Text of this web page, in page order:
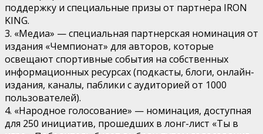
поддержку и специальные призы от партнера IRON
KING.
3. «Медиа» — специальная партнерская номинация от
издания «Чемпионат» для авторов, которые
освещают спортивные события на собственных
информационных ресурсах (подкасты, блоги, онлайн-
издания, каналы, паблики с аудиторией от 1000
пользователей).
4. «Народное голосование» — номинация, доступная
для 250 инициатив, прошедших в лонг-лист «Ты в